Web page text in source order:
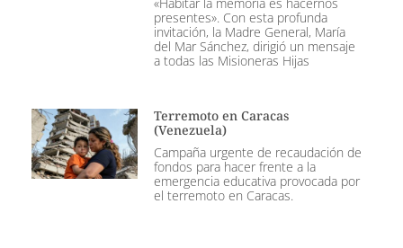
«Habitar la memoria es hacernos
presentes». Con esta profunda
invitación, la Madre General, María
del Mar Sánchez, dirigió un mensaje
a todas las Misioneras Hijas
Terremoto en Caracas
(Venezuela)
Campaña urgente de recaudación de
fondos para hacer frente a la
emergencia educativa provocada por
el terremoto en Caracas.